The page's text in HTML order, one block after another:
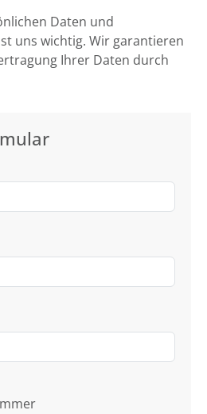
Daten und
uns wichtig. Wir garantieren
Ihrer Daten durch